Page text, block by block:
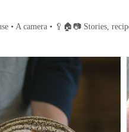
• A camera • 🥄🏠📷Stories,